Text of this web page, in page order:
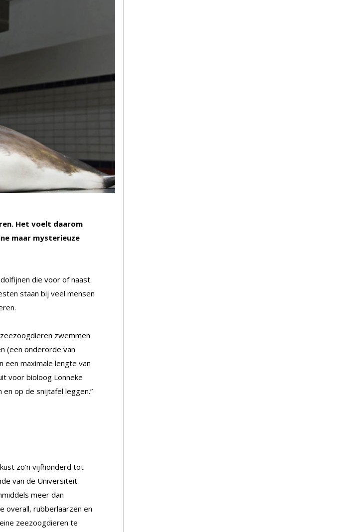
Het voelt daarom
maar mysterieuze
die voor of naast
staan bij veel mensen
zwemmen
(een onderorde van
een maximale lengte van
voor bioloog Lonneke
op de snijtafel leggen.”
zo’n vijfhonderd tot
van de Universiteit
meer dan
overall, rubberlaarzen en
zeezoogdieren te